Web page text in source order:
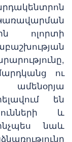
ոլորտի
ու
են
և
նաև